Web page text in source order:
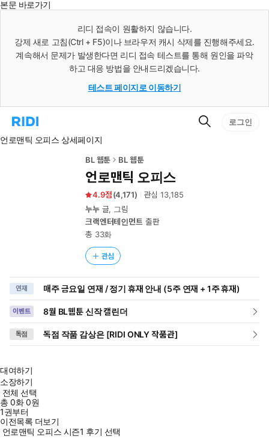
본문 바로가기
리디 접속이 원활하지 않습니다.
강제 새로 고침(Ctrl + F5)이나 브라우저 캐시 삭제를 진행해주세요.
계속해서 문제가 발생한다면 리디 접속 테스트를 통해 원인을 파악
하고 대응 방법을 안내드리겠습니다.
테스트 페이지로 이동하기
리
홈
검
로그인
언로맨틱 오피스 상세페이지
BL 웹툰 BL 웹툰
언로맨틱 오피스
4.9 (4,171) 관심13,185
누누글, 그림
크랙엔터테인먼트 출판
총 33화
관심
연재 매주 금요일 연재 / 정기 휴재 안내 (5주 연재 + 1주 휴재)
이벤트 8월 BL웹툰 신작 캘린더
독점 독점 작품 감상은 [RIDI ONLY 작품관]
대여하기
소장하기
전체 선택
총0화0원
1권부터
이전목록 더보기
언로맨틱 오피스 시즌1 후기 선택